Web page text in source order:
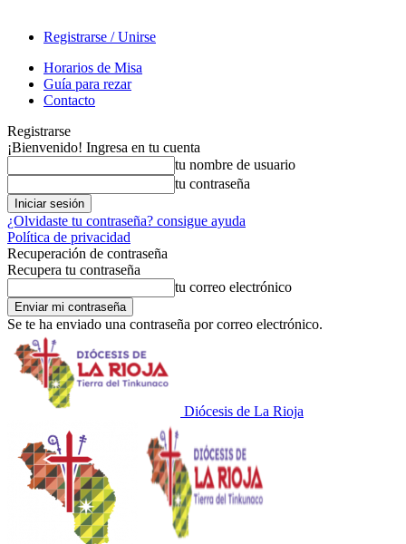
Registrarse / Unirse
Horarios de Misa
Guía para rezar
Contacto
Registrarse
¡Bienvenido! Ingresa en tu cuenta
tu nombre de usuario
tu contraseña
¿Olvidaste tu contraseña? consigue ayuda
Política de privacidad
Recuperación de contraseña
Recupera tu contraseña
tu correo electrónico
Se te ha enviado una contraseña por correo electrónico.
Diócesis de La Rioja